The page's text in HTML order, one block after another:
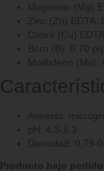
Magnesio (Mg)
Zinc (Zn) EDTA:
Cobre (Cu)
Boro (B): 0.70 p/
Molibdeno (Mo):
Aspecto:
pH: 4.3-5.3
Densidad: 0,79-
Producto bajo